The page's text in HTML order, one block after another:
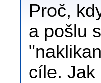
Proč,
a pošlu
cíle. Jak